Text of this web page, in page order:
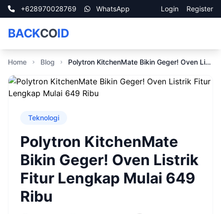
+628970028769 WhatsApp Login Register
BACKCOID
Home Blog Polytron KitchenMate Bikin Geger! Oven Listrik Fitur Lengkap Mulai 649 Ribu
Teknologi
Polytron KitchenMate
Bikin Geger! Oven Listrik
Fitur Lengkap Mulai 649
Ribu